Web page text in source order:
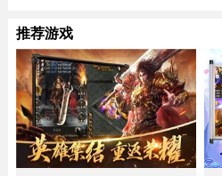
推荐游戏